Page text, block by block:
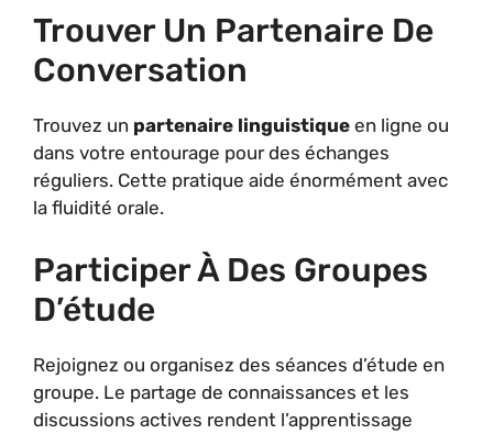
Trouver Un Partenaire De
Conversation
Trouvez un partenaire linguistique en ligne ou
dans votre entourage pour des échanges
réguliers. Cette pratique aide énormément avec
la fluidité orale.
Participer À Des Groupes
D’étude
Rejoignez ou organisez des séances d’étude en
groupe. Le partage de connaissances et les
discussions actives rendent l’apprentissage